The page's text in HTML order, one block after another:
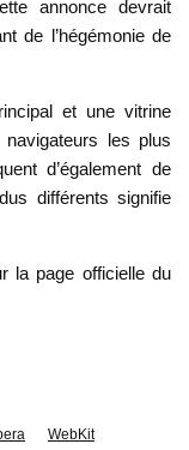
annonce devrait
de l’hégémonie de
et une vitrine
les plus
d’également de
différents signifie
la page officielle du
WebKit